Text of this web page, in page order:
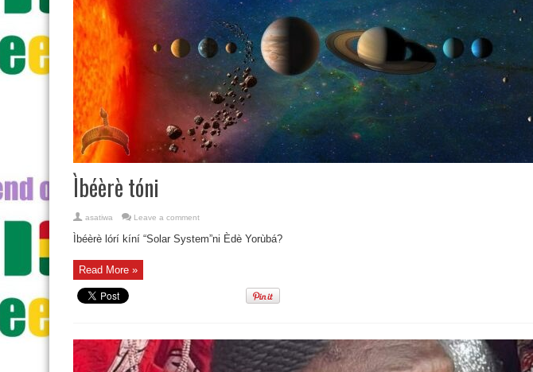
Ìbéèrè tóni
asatiwa Leave a comment
Ìbéèrè lórí kíní “Solar System”ni Èdè Yorùbá?
Read More »